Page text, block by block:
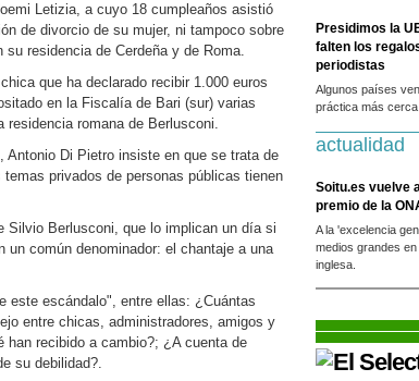
Letizia, a cuyo 18 cumpleaños asistió
de divorcio de su mujer, ni tampoco sobre
residencia de Cerdeña y de Roma.
que ha declarado recibir 1.000 euros
en la Fiscalía de Bari (sur) varias
romana de Berlusconi.
Di Pietro insiste en que se trata de
privados de personas públicas tienen
Silvio Berlusconi, que lo implican un día si
común denominador: el chantaje a una
este escándalo", entre ellas: ¿Cuántas
entre chicas, administradores, amigos y
han recibido a cambio?; ¿A cuenta de
su debilidad?.
Presidimos la
falten los
periodistas
Algunos países
práctica más cerca
actualidad
Soitu.es vuelve
premio de la
A la 'excelencia
medios grandes en
inglesa.